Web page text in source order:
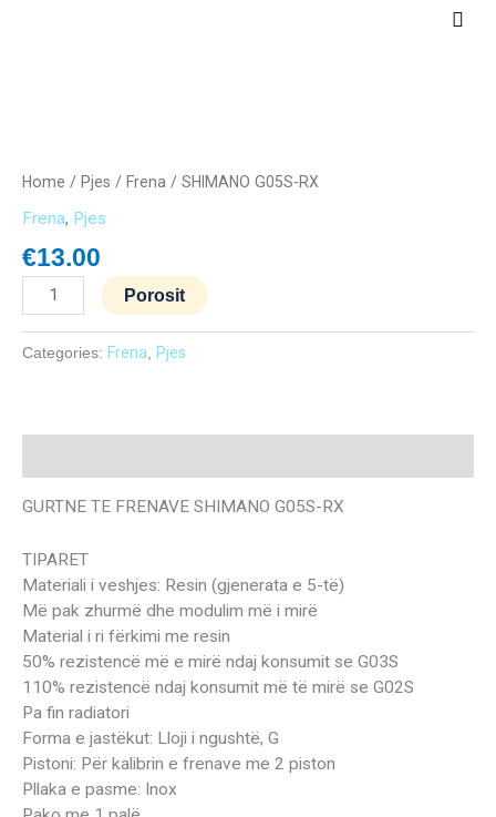
Main
Home / Pjes / Frena / SHIMANO G05S-RX
Frena, Pjes
€13.00
RX
Porosit
Categories: Frena Pjes
GURTNE TE FRENAVE SHIMANO G05S-RX
TIPARET
Materiali i veshjes: Resin (gjenerata e 5-të)
Më pak zhurmë dhe modulim më i mirë
Material i ri fërkimi me resin
50% rezistencë më e mirë ndaj konsumit se G03S
110% rezistencë ndaj konsumit më të mirë se G02S
Pa fin radiatori
Forma e jastëkut: Lloji i ngushtë, G
Pistoni: Për kalibrin e frenave me 2 piston
Pllaka e pasme: Inox